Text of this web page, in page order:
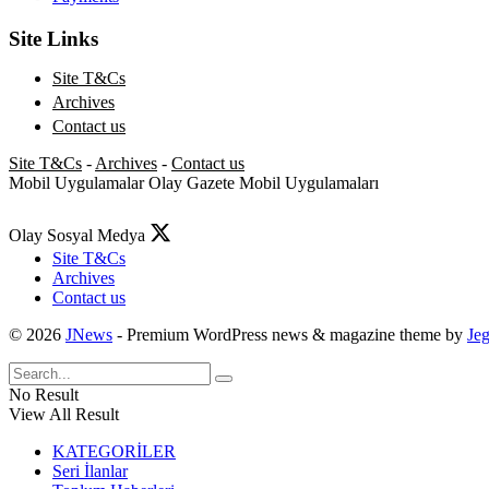
Site Links
Site T&Cs
Archives
Contact us
Site T&Cs - Archives - Contact us
Mobil Uygulamalar Olay Gazete Mobil Uygulamaları
Olay Sosyal Medya
Site T&Cs
Archives
Contact us
© 2026 JNews - Premium WordPress news & magazine theme by
No Result
View All Result
KATEGORİLER
Seri İlanlar